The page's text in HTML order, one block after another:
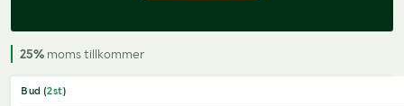
25% moms tillkommer
Bud (2st)